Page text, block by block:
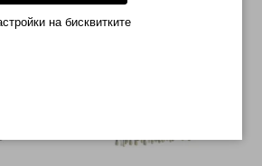
на бисквитките